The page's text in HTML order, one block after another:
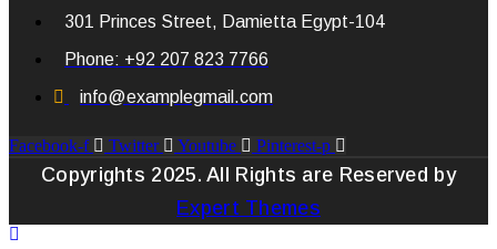
301 Princes Street, Damietta Egypt-104
Phone: +92 207 823 7766
info@examplegmail.com
Facebook-f Twitter Youtube Pinterest-p
Copyrights 2025. All Rights are Reserved by
Expert Themes